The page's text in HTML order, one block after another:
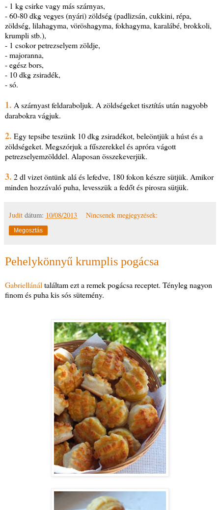
- 1 kg csirke vagy más szárnyas,
- 60-80 dkg vegyes (nyári) zöldség (padlizsán, cukkini, répa,
zöldség, lilahagyma, vöröshagyma, fokhagyma, karalábé, brokkoli,
krumpli stb.),
- 1 csokor petrezselyem zöldje,
- majoranna,
- egész bors,
- 10 dkg zsiradék,
- só.
1. A szárnyast feldaraboljuk. A zöldségeket tisztítás után nagyobb
darabokra vágjuk.
2. Egy tepsibe teszünk 10 dkg zsiradékot, beleöntjük a húst és a
zöldségeket. Megszórjuk a fűszerekkel és apróra vágott
petrezselyemzölddel. Alaposan összekeverjük.
3. 2 dl vizet öntünk alá és lefedve, 180 fokon készre sütjük. Amikor
minden hozzávaló puha, levesszük a fedőt és pirosra sütjük.
Judit dátum: 10/08/2013 Nincsenek megjegyzések:
Megosztás
Pehelykönnyű krumplis pogácsa
Gabriellánál találtam ezt a remek pogácsa receptet. Tényleg nagyon
finom és puha kis sós sütemény.